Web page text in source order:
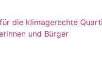
die klimagerechte
und Bürger